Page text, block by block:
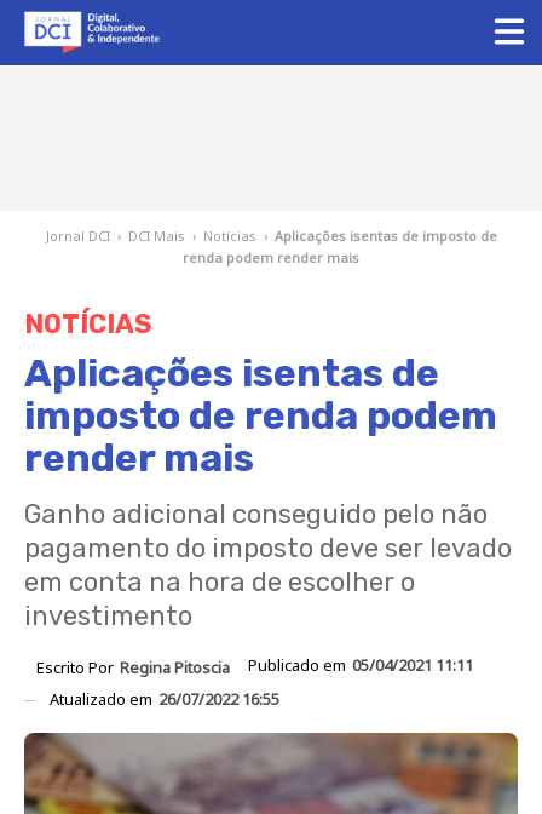
Jornal DCI › DCI Mais › Notícias › Aplicações isentas de imposto de
renda podem render mais
NOTÍCIAS
Aplicações isentas de
imposto de renda podem
render mais
Ganho adicional conseguido pelo não
pagamento do imposto deve ser levado
em conta na hora de escolher o
investimento
Escrito Por Regina Pitoscia Publicado em 05/04/2021 11:11
Atualizado em 26/07/2022 16:55